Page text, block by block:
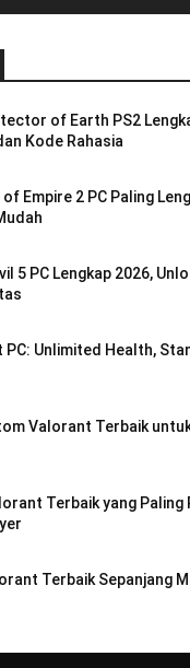
of Earth PS2
Kode Rahasia
Empire 2 PC Paling
5 PC Lengkap 2026,
Unlimited Health,
Valorant Terbaik
Terbaik yang Paling
Terbaik Sepanjang